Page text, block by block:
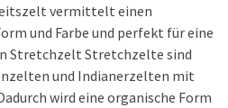
vermittelt einen
und Farbe und perfekt für eine
Stretchzelt Stretchzelte sind
und Indianerzelten mit
wird eine organische Form